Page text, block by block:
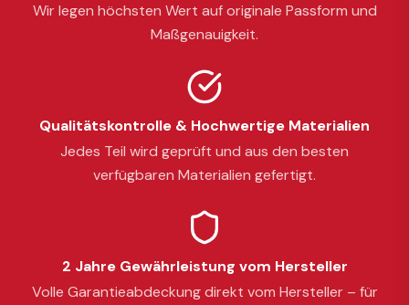
Wir legen höchsten Wert auf originale Passform und
Maßgenauigkeit.
Qualitätskontrolle & Hochwertige Materialien
Jedes Teil wird geprüft und aus den besten
verfügbaren Materialien gefertigt.
2 Jahre Gewährleistung vom Hersteller
Volle Garantieabdeckung direkt vom Hersteller – für